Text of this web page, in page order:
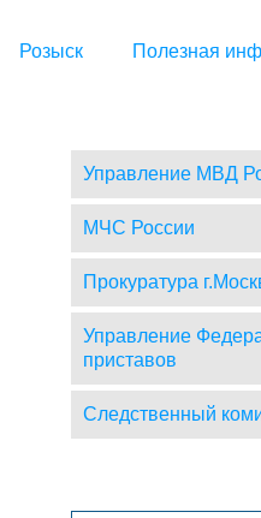
Розыск Полезная
Управление МВД
МЧС России
Прокуратура
Управление
приставов
Следственный